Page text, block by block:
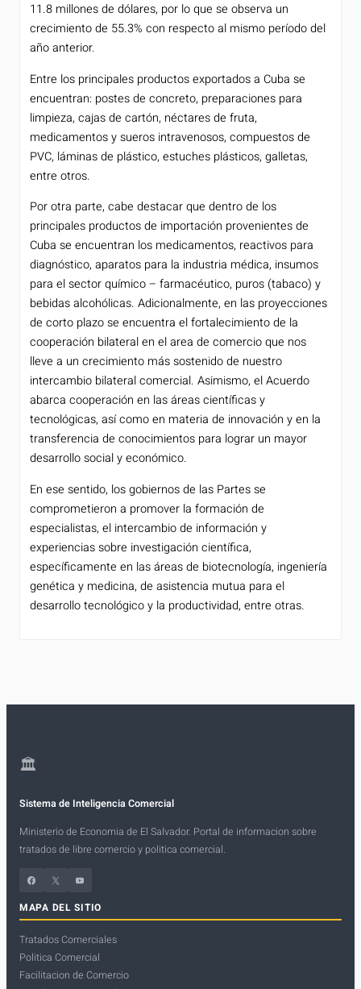
11.8 millones de dólares, por lo que se observa un
crecimiento de 55.3% con respecto al mismo período del
año anterior.
Entre los principales productos exportados a Cuba se
encuentran: postes de concreto, preparaciones para
limpieza, cajas de cartón, néctares de fruta,
medicamentos y sueros intravenosos, compuestos de
PVC, láminas de plástico, estuches plásticos, galletas,
entre otros.
Por otra parte, cabe destacar que dentro de los
principales productos de importación provenientes de
Cuba se encuentran los medicamentos, reactivos para
diagnóstico, aparatos para la industria médica, insumos
para el sector químico – farmacéutico, puros (tabaco) y
bebidas alcohólicas. Adicionalmente, en las proyecciones
de corto plazo se encuentra el fortalecimiento de la
cooperación bilateral en el area de comercio que nos
lleve a un crecimiento más sostenido de nuestro
intercambio bilateral comercial. Asimismo, el Acuerdo
abarca cooperación en las áreas científicas y
tecnológicas, así como en materia de innovación y en la
transferencia de conocimientos para lograr un mayor
desarrollo social y económico.
En ese sentido, los gobiernos de las Partes se
comprometieron a promover la formación de
especialistas, el intercambio de información y
experiencias sobre investigación científica,
específicamente en las áreas de biotecnología, ingeniería
genética y medicina, de asistencia mutua para el
desarrollo tecnológico y la productividad, entre otras.
🏛
Sistema de Inteligencia Comercial
Ministerio de Economia de El Salvador. Portal de informacion sobre
tratados de libre comercio y politica comercial.
Facebook X
YouTube
MAPA DEL SITIO
Tratados Comerciales
Politica Comercial
Facilitacion de Comercio